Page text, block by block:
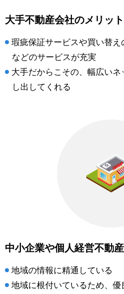
大手不動産会社のメリット
瑕疵保証サービスや買い替
などのサービスが充実
大手だからこその、幅広い
し出してくれる
中小企業や個人経営不動
地域の情報に精通している
地域に根付いているため、